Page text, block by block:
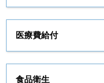
医療費給付
食品衛生